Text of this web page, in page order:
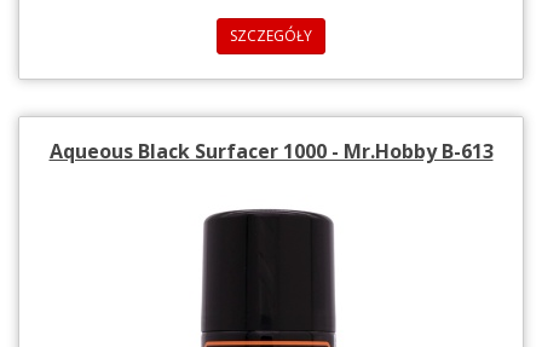
SZCZEGÓŁY
Aqueous Black Surfacer 1000 - Mr.Hobby B-613